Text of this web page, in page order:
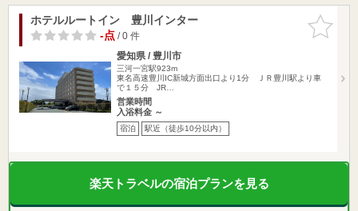
お気に入
りに追加
ホテルルートイン 豊川インター
-点/ 0 件
愛知県 / 豊川市
三河一宮駅923m
東名高速豊川IC新城方面出口より1分 ＪＲ豊川駅より車
で１５分 JR…
営業時間
入浴料金 ～
宿泊 駅近（徒歩10分以内）
楽天トラベルの宿泊プランを見る